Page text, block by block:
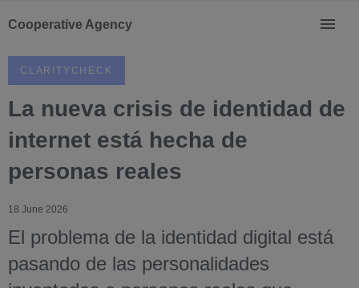
Cooperative Agency
CLARITYCHECK
La nueva crisis de identidad de
internet está hecha de
personas reales
18 June 2026
El problema de la identidad digital está
pasando de las personalidades